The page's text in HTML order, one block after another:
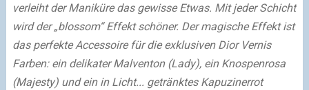
verleiht der Maniküre das gewisse Etwas. Mit jeder Schicht
wird der „blossom“ Effekt schöner. Der magische Effekt ist
das perfekte Accessoire für die exklusiven Dior Vernis
Farben: ein delikater Malventon (Lady), ein Knospenrosa
(Majesty) und ein in Licht... getränktes Kapuzinerrot